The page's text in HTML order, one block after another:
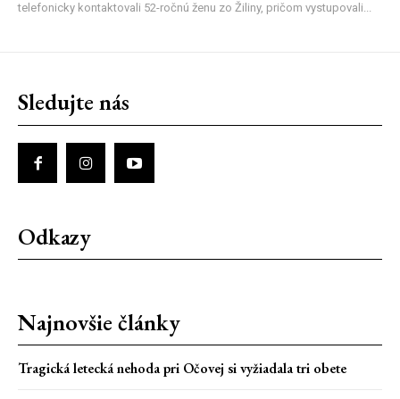
telefonicky kontaktovali 52-ročnú ženu zo Žiliny, pričom vystupovali...
Sledujte nás
Odkazy
Najnovšie články
Tragická letecká nehoda pri Očovej si vyžiadala tri obete